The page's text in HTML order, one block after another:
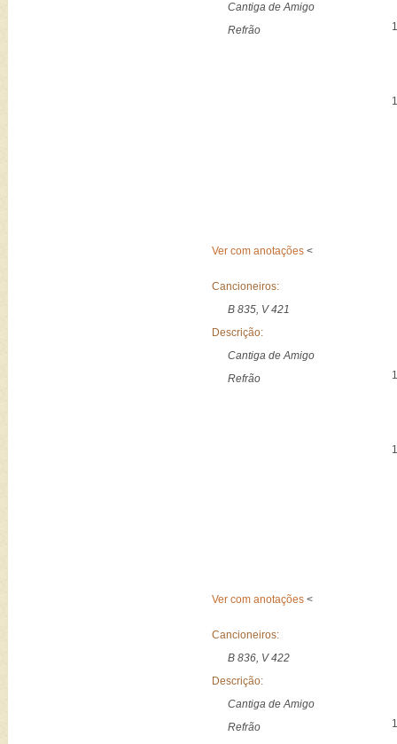
Cantiga de Amigo
Refrão
Ver com anotações <
Cancioneiros:
B 835, V 421
Descrição:
Cantiga de Amigo
Refrão
Ver com anotações <
Cancioneiros:
B 836, V 422
Descrição:
Cantiga de Amigo
Refrão